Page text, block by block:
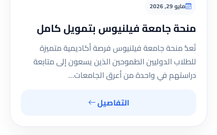
مايو 29, 2026
منحة جامعة فيلنيوس بتمويل كامل
تُعدُّ منحة جامعة فيلنيوس فرصة أكاديمية متميزة
للطلاب الدوليين الطموحين الذين يسعون إلى متابعة
دراستهم في واحدة من أعرق الجامعات…
التفاصيل